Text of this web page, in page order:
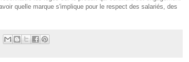
quelle marque s'implique pour le respect des salariés, des